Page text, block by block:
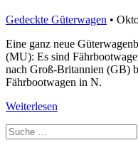
Gedeckte Güterwagen •
Eine ganz neue
(MU): Es sind
nach Groß-Britannien (GB)
Fährbootwagen in N.
Weiterlesen
Suche
nach: